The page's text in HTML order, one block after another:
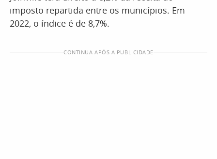
imposto repartida entre os municípios. Em
2022, o índice é de 8,7%.
CONTINUA APÓS A PUBLICIDADE